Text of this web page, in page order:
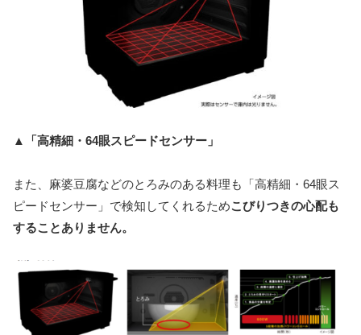
▲「高精細・64眼スピードセンサー」
また、麻婆豆腐などのとろみのある料理も「高精細・64眼ス
ピードセンサー」で検知してくれるためこびりつきの心配も
することありません。